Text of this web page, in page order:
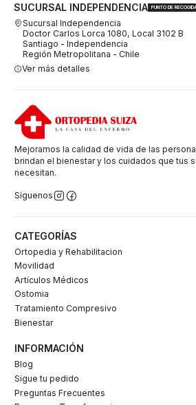
SUCURSAL INDEPENDENCIA PUNTO DE
Sucursal Independencia
Doctor Carlos Lorca 1080, Local 3102 B
Santiago - Independencia
Región Metropolitana - Chile
Ver más detalles
Mejoramos la calidad de vida de las
brindan el bienestar y los cuidados que tus
necesitan.
Síguenos
CATEGORÍAS
Ortopedia y Rehabilitacion
Movilidad
Artículos Médicos
Ostomia
Tratamiento Compresivo
Bienestar
INFORMACIÓN
Blog
Sigue tu pedido
Preguntas Frecuentes